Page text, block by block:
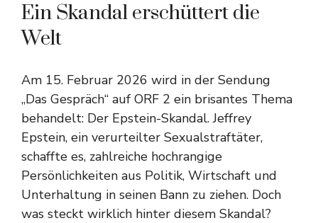
Ein Skandal erschüttert die
Welt
Am 15. Februar 2026 wird in der Sendung
„Das Gespräch“ auf ORF 2 ein brisantes Thema
behandelt: Der Epstein-Skandal. Jeffrey
Epstein, ein verurteilter Sexualstraftäter,
schaffte es, zahlreiche hochrangige
Persönlichkeiten aus Politik, Wirtschaft und
Unterhaltung in seinen Bann zu ziehen. Doch
was steckt wirklich hinter diesem Skandal?